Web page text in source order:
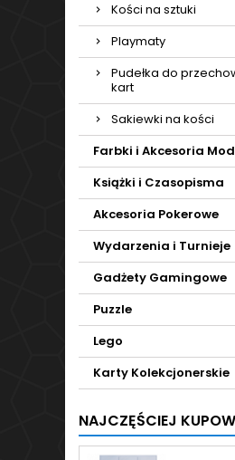
Kości na sztuki
Playmaty
Pudełka do
kart
Sakiewki na kości
Farbki i Akcesoria
Książki i Czasopisma
Akcesoria Pokerowe
Wydarzenia i Turnieje
Gadżety Gamingowe
Puzzle
Lego
Karty Kolekcjonerskie
NAJCZĘŚCIEJ